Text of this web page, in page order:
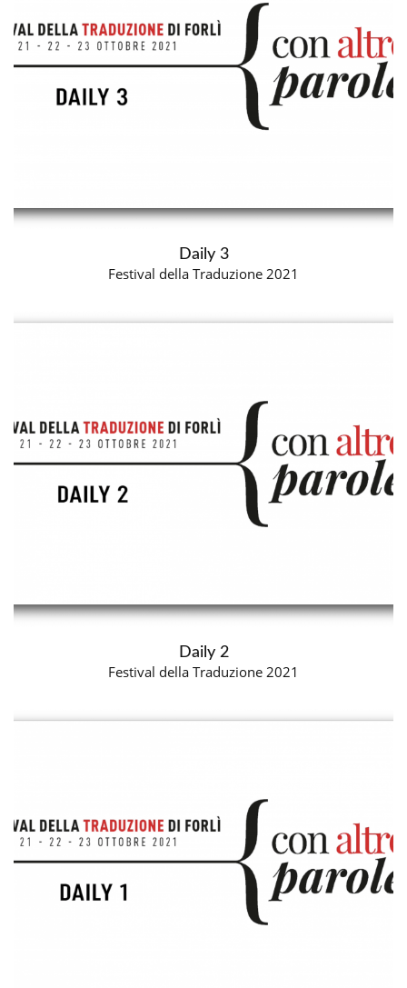
Daily 3
Festival della Traduzione 2021
Daily 2
Festival della Traduzione 2021